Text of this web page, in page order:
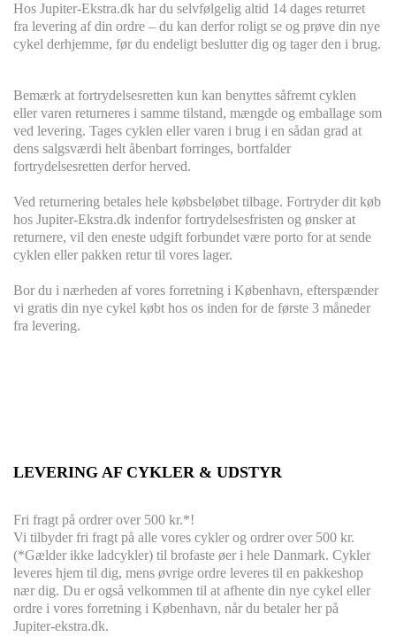
Hos Jupiter-Ekstra.dk har du selvfølgelig altid 14 dages returret
fra levering af din ordre – du kan derfor roligt se og prøve din nye
cykel derhjemme, før du endeligt beslutter dig og tager den i brug.
Bemærk at fortrydelsesretten kun kan benyttes såfremt cyklen
eller varen returneres i samme tilstand, mængde og emballage som
ved levering. Tages cyklen eller varen i brug i en sådan grad at
dens salgsværdi helt åbenbart forringes, bortfalder
fortrydelsesretten derfor herved.
Ved returnering betales hele købsbeløbet tilbage. Fortryder dit køb
hos Jupiter-Ekstra.dk indenfor fortrydelsesfristen og ønsker at
returnere, vil den eneste udgift forbundet være porto for at sende
cyklen eller pakken retur til vores lager.
Bor du i nærheden af vores forretning i København, efterspænder
vi gratis din nye cykel købt hos os inden for de første 3 måneder
fra levering.
LEVERING AF CYKLER & UDSTYR
Fri fragt på ordrer over 500 kr.*!
Vi tilbyder fri fragt på alle vores cykler og ordrer over 500 kr.
(*Gælder ikke ladcykler) til brofaste øer i hele Danmark. Cykler
leveres hjem til dig, mens øvrige ordre leveres til en pakkeshop
nær dig. Du er også velkommen til at afhente din nye cykel eller
ordre i vores forretning i København, når du betaler her på
Jupiter-ekstra.dk.